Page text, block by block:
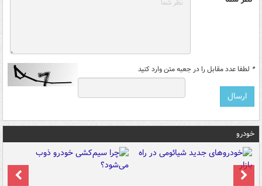
* لطفا عدد مقابل را در جعبه متن وارد کنید
خودرو